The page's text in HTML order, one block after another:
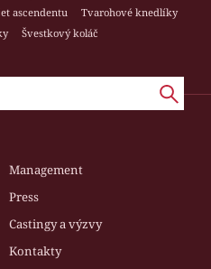
ascendentu
Tvarohové knedlíky
Švestkový koláč
Management
Press
Castingy a výzvy
Kontakty